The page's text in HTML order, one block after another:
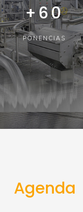
+60
PONENCIAS
Agenda